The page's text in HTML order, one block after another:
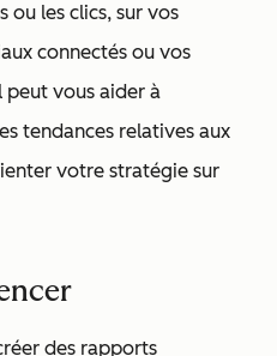
ou les clics, sur vos
connectés ou vos
vous aider à
tendances relatives aux
votre stratégie sur
des rapports